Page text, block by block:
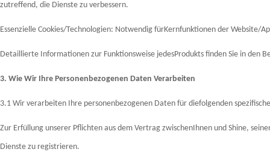
zutreffend, die Dienste zu verbessern.
Essenzielle Cookies/Technologien: Notwendig fürKernfunktionen der Website/
Detaillierte Informationen zur Funktionsweise jedesProdukts finden Sie in den
3. Wie Wir Ihre Personenbezogenen Daten Verarbeiten
3.1 Wir verarbeiten Ihre personenbezogenen Daten für diefolgenden
Zur Erfüllung unserer Pflichten aus dem Vertrag zwischenIhnen und Shine,
Dienste zu registrieren.